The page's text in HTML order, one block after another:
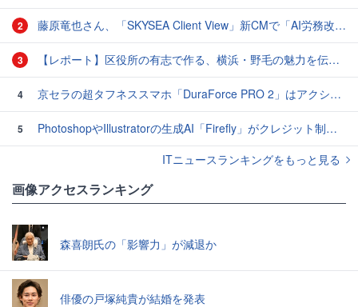
2 藤原竜也さん、「SKYSEA Client View」新CMで「AI労務改善」をアピール 働き方をAIが分析したら「すぐに休んで」と言われる？
3 【レポート】区役所の有志で作る、横浜・野毛の魅力を伝えるCM
4 京セラの超タフネススマホ「DuraForce PRO 2」はアクションカムとしても優秀
5
PhotoshopやIllustratorの生成AI「Firefly」がクレジット制を導入し有料プランでも画像生成枚数が制限されるように
ITニュースランキングをもっと見る
画像アクセスランキング
森喜朗氏の「影響力」が減退か
俳優の戸塚純貴が結婚を発表